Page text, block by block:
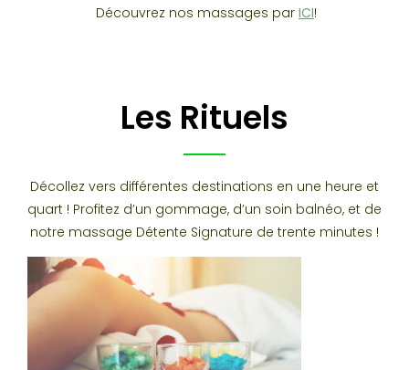
Découvrez nos massages par ICI!
Les Rituels
Décollez vers différentes destinations en une heure et
quart ! Profitez d’un gommage, d’un soin balnéo, et de
notre massage Détente Signature de trente minutes !